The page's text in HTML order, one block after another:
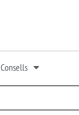
Consells